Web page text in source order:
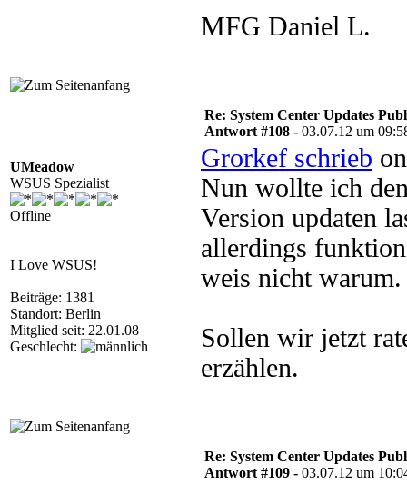
MFG Daniel L.
UMeadow
WSUS Spezialist
Offline
I Love WSUS!
Beiträge: 1381
Standort: Berlin
Mitglied seit: 22.01.08
Geschlecht:
Re: System Center Updates
Antwort #108 - 03.07.12 um
Grorkef schrieb
Nun wollte ich
Version updaten
allerdings
weis nicht
Sollen wir jetzt
erzählen.
Re: System Center Updates
Antwort #109 - 03.07.12 um